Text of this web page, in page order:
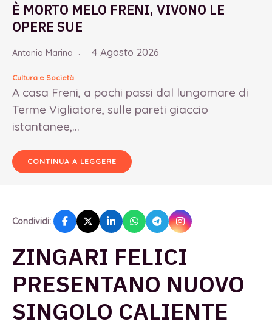
È MORTO MELO FRENI, VIVONO LE
OPERE SUE
Antonio Marino 4 Agosto 2026
Cultura e Società
A casa Freni, a pochi passi dal lungomare di
Terme Vigliatore, sulle pareti giaccio
istantanee,...
CONTINUA A LEGGERE
Condividi:
ZINGARI FELICI
PRESENTANO NUOVO
SINGOLO CALIENTE